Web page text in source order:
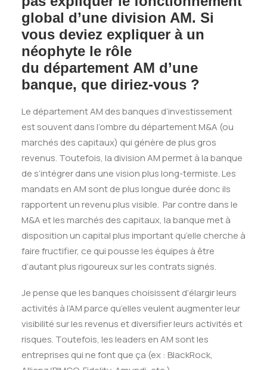
global d’une division AM. Si
vous deviez expliquer à un
néophyte le rôle
du département AM d’une
banque, que diriez-vous ?
Le département AM des banques d’investissement
est souvent dans l’ombre du département M&A (ou
marchés des capitaux) qui génère de plus gros
revenus. Toutefois, la division AM permet à la banque
de s’intégrer dans une vision plus long-termiste. Les
mandats en AM sont de plus longue durée donc ils
rapportent un revenu plus visible. Par contre dans le
M&A et les marchés des capitaux, la banque met à
disposition un capital plus important qu’elle cherche à
faire fructifier, ce qui pousse les équipes à être
d’autant plus rigoureux sur les contrats signés.
Je pense que les banques choisissent d’élargir leurs
activités à l’AM parce qu’elles veulent augmenter leur
visibilité sur les revenus et diversifier leurs activités et
risques. Toutefois, les leaders en AM sont les
entreprises qui ne font que ça (ex : BlackRock,